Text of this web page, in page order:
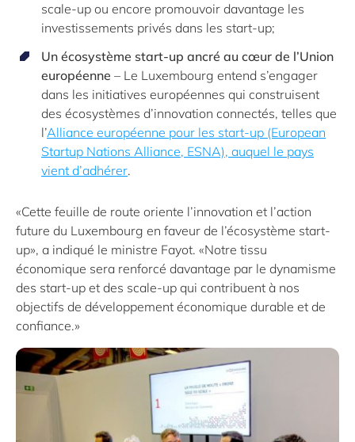
scale-up ou encore promouvoir davantage les
investissements privés dans les start-up;
Un écosystème start-up ancré au cœur de l’Union
européenne – Le Luxembourg entend s’engager
dans les initiatives européennes qui construisent
des écosystèmes d’innovation connectés, telles que
l’Alliance européenne pour les start-up (European
Startup Nations Alliance, ESNA), auquel le pays
vient d’adhérer.
«Cette feuille de route oriente l’innovation et l’action
future du Luxembourg en faveur de l’écosystème start-
up», a indiqué le ministre Fayot. «Notre tissu
économique sera renforcé davantage par le dynamisme
des start-up et des scale-up qui contribuent à nos
objectifs de développement économique durable et de
confiance.»